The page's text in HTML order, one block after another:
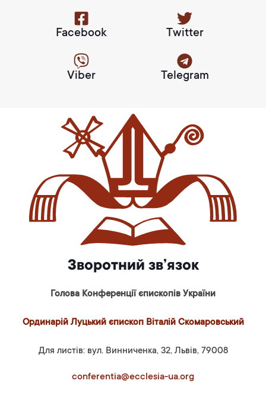
Facebook Twitter
Viber Telegram
Зворотний зв’язок
Голова Конференції єпископів України
Ординарій Луцький єпископ Віталій Скомаровський
Для листів: вул. Винниченка, 32, Львів, 79008
conferentia@ecclesia-ua.org